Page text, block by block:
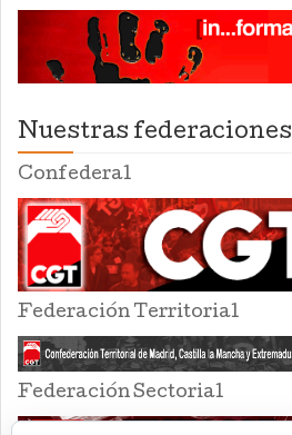
Nuestras federaciones
Confederal
Federación Territorial
Federación Sectorial